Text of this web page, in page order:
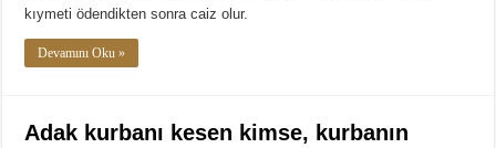
kıymeti ödendikten sonra caiz olur.
Devamını Oku »
Adak kurbanı kesen kimse, kurbanın